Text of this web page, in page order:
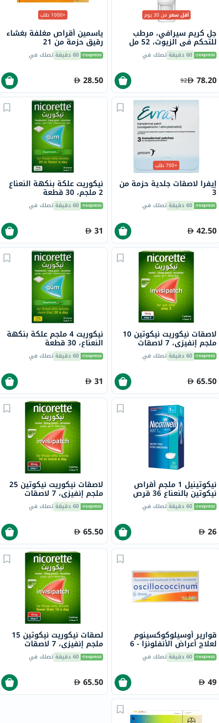
أقل سعرمن 30 يوم
جل كريم سيرافي، مرطب
للتحكم في الزيوت، 52 مل
60 دقيقة تصلك في
78.20
92
+1000 طلب
ياسمين أقراص مغلفة بغشاء
رقيق حزمة من 21
60 دقيقة تصلك في
28.50
+700 طلب
إيفرا لاصقات جلدية حزمة من
3
60 دقيقة تصلك في
42.50
نيكوريت علكة بنكهة النعناع
2 ملجم، 30 قطعة
60 دقيقة تصلك في
31
لاصقات نيكوريت نيكوتين 10
ملجم إنفيزي، 7 لاصقات
60 دقيقة تصلك في
65.50
نيكوريت 4 ملجم علكة بنكهة
النعناع، ​​30 قطعة
60 دقيقة تصلك في
31
نيكوتينيل 1 ملجم أقراص
نيكوتين بالنعناع 36 قرص
60 دقيقة تصلك في
26
لاصقات نيكوريت نيكوتين 25
ملجم إنفيزي، 7 لاصقات
60 دقيقة تصلك في
65.50
قوارير أوسيلوكوكسينوم
لعلاج أعراض الأنفلونزا - 6
قوارير 60 دقيقة تصلك في
49
لصقات نيكوريت نيكوتين 15
ملجم إنفيزي، 7 لاصقات
60 دقيقة تصلك في
65.50